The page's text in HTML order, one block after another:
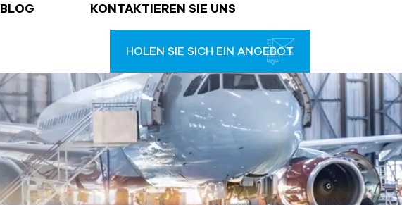
BLOG KONTAKTIEREN SIE UNS
HOLEN SIE SICH EIN ANGEBOT